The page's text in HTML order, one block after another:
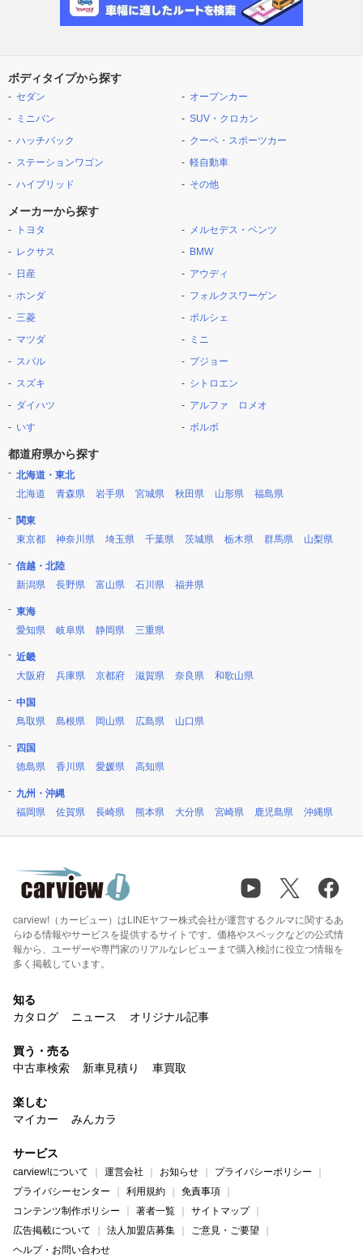
ボディタイプから探す
セダン
ミニバン
ハッチバック
ステーションワゴン
ハイブリッド
オープンカー
SUV・クロカン
クーペ・スポーツカー
軽自動車
その他
メーカーから探す
トヨタ
レクサス
日産
ホンダ
三菱
マツダ
スバル
スズキ
ダイハツ
いすゞ
メルセデス・ベンツ
BMW
アウディ
フォルクスワーゲン
ポルシェ
ミニ
プジョー
シトロエン
アルファ ロメオ
ボルボ
都道府県から探す
北海道・東北
北海道
青森県 岩手県 宮城県 秋田県 山形県 福島県
関東
東京都
神奈川県 埼玉県 千葉県 茨城県 栃木県 群馬県 山梨県
信越・北陸
新潟県
長野県 富山県 石川県 福井県
東海
愛知県
岐阜県 静岡県 三重県
近畿
大阪府
兵庫県 京都府 滋賀県 奈良県 和歌山県
中国
鳥取県
島根県 岡山県 広島県 山口県
四国
徳島県
香川県 愛媛県 高知県
九州・沖縄
福岡県
佐賀県 長崎県 熊本県 大分県 宮崎県 鹿児島県 沖縄県
carview!（カービュー）はLINEヤフー株式会社が運営するクルマに関するあ
らゆる情報やサービスを提供するサイトです。価格やスペックなどの公式情
報から、ユーザーや専門家のリアルなレビューまで購入検討に役立つ情報を
多く掲載しています。
知る
カタログ
ニュース オリジナル記事
買う・売る
中古車検索
新車見積り 車買取
楽しむ
マイカー
みんカラ
サービス
carview!について 運営会社 お知らせ
プライバシーポリシー
プライバシーセンター
利用規約
免責事項
コンテンツ制作ポリシー
著者一覧
サイトマップ
広告掲載について
法人加盟店募集
ご意見・ご要望
ヘルプ・お問い合わせ